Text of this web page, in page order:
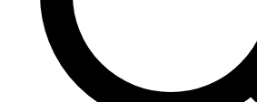
Teams
Tabelle
Football Regeln